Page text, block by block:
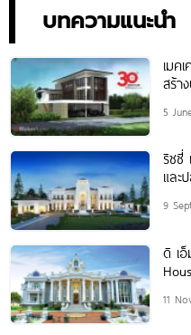
บทความแนะนำ
เมค
สร้า
5
ริชชี่
และ
9
ดิ เ
11